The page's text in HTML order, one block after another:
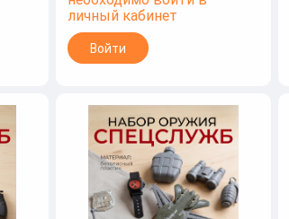
личный кабинет
Войти